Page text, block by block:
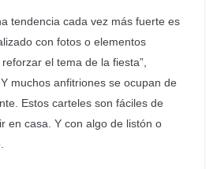
tendencia cada vez más fuerte es
con fotos o elementos
el tema de la fiesta”,
muchos anfitriones se ocupan de
Estos carteles son fáciles de
en casa. Y con algo de listón o